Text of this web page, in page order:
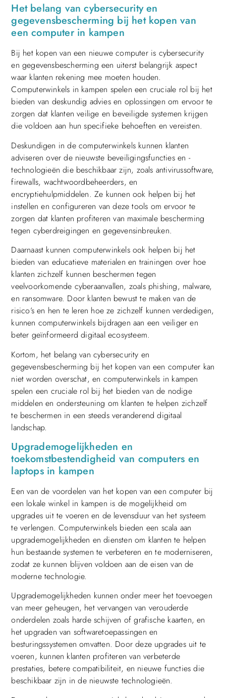
Het belang van cybersecurity en
gegevensbescherming bij het kopen van
een computer in kampen
Bij het kopen van een nieuwe computer is cybersecurity
en gegevensbescherming een uiterst belangrijk aspect
waar klanten rekening mee moeten houden.
Computerwinkels in kampen spelen een cruciale rol bij het
bieden van deskundig advies en oplossingen om ervoor te
zorgen dat klanten veilige en beveiligde systemen krijgen
die voldoen aan hun specifieke behoeften en vereisten.
Deskundigen in de computerwinkels kunnen klanten
adviseren over de nieuwste beveiligingsfuncties en -
technologieën die beschikbaar zijn, zoals antivirussoftware,
firewalls, wachtwoordbeheerders, en
encryptiehulpmiddelen. Ze kunnen ook helpen bij het
instellen en configureren van deze tools om ervoor te
zorgen dat klanten profiteren van maximale bescherming
tegen cyberdreigingen en gegevensinbreuken.
Daarnaast kunnen computerwinkels ook helpen bij het
bieden van educatieve materialen en trainingen over hoe
klanten zichzelf kunnen beschermen tegen
veelvoorkomende cyberaanvallen, zoals phishing, malware,
en ransomware. Door klanten bewust te maken van de
risico’s en hen te leren hoe ze zichzelf kunnen verdedigen,
kunnen computerwinkels bijdragen aan een veiliger en
beter geïnformeerd digitaal ecosysteem.
Kortom, het belang van cybersecurity en
gegevensbescherming bij het kopen van een computer kan
niet worden overschat, en computerwinkels in kampen
spelen een cruciale rol bij het bieden van de nodige
middelen en ondersteuning om klanten te helpen zichzelf
te beschermen in een steeds veranderend digitaal
landschap.
Upgrademogelijkheden en
toekomstbestendigheid van computers en
laptops in kampen
Een van de voordelen van het kopen van een computer bij
een lokale winkel in kampen is de mogelijkheid om
upgrades uit te voeren en de levensduur van het systeem
te verlengen. Computerwinkels bieden een scala aan
upgrademogelijkheden en diensten om klanten te helpen
hun bestaande systemen te verbeteren en te moderniseren,
zodat ze kunnen blijven voldoen aan de eisen van de
moderne technologie.
Upgrademogelijkheden kunnen onder meer het toevoegen
van meer geheugen, het vervangen van verouderde
onderdelen zoals harde schijven of grafische kaarten, en
het upgraden van softwaretoepassingen en
besturingssystemen omvatten. Door deze upgrades uit te
voeren, kunnen klanten profiteren van verbeterde
prestaties, betere compatibiliteit, en nieuwe functies die
beschikbaar zijn in de nieuwste technologieën.